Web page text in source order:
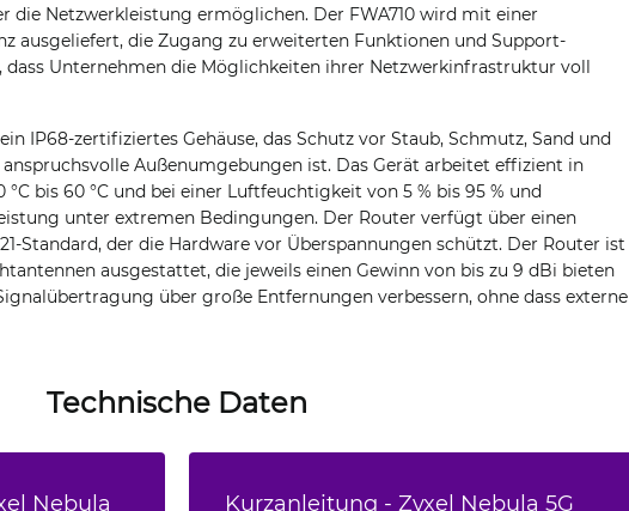
die Netzwerkleistung ermöglichen. Der FWA710 wird mit einer
ausgeliefert, die Zugang zu erweiterten Funktionen und Support-
dass Unternehmen die Möglichkeiten ihrer Netzwerkinfrastruktur voll
IP68-zertifiziertes Gehäuse, das Schutz vor Staub, Schmutz, Sand und
Außenumgebungen ist. Das Gerät arbeitet effizient in
bis 60 °C und bei einer Luftfeuchtigkeit von 5 % bis 95 % und
unter extremen Bedingungen. Der Router verfügt über einen
Standard, der die Hardware vor Überspannungen schützt. Der Router ist
ausgestattet, die jeweils einen Gewinn von bis zu 9 dBi bieten
über große Entfernungen verbessern, ohne dass externe
Technische Daten
Nebula Kurzanleitung - Zyxel Nebula 5G